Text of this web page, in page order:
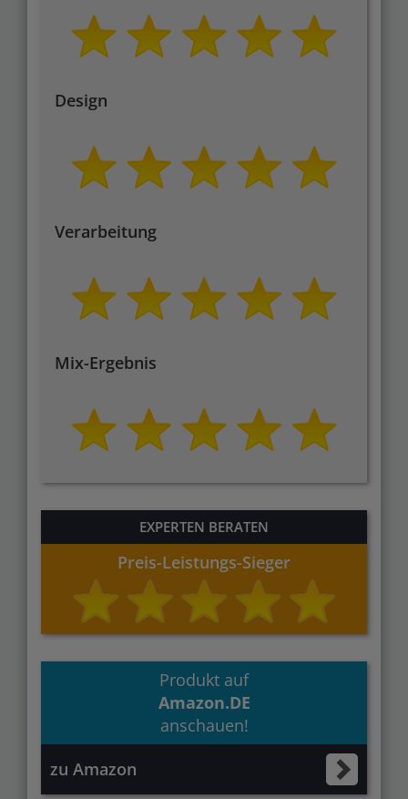
Design
Verarbeitung
Mix-Ergebnis
EXPERTEN BERATEN
Preis-Leistungs-Sieger
Produkt auf
Amazon.DE
anschauen!
zu Amazon